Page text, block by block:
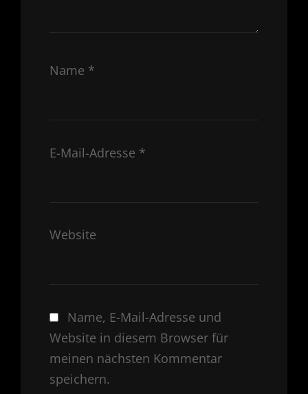
Name *
E-Mail-Adresse *
Website
Name, E-Mail-Adresse und
Website in diesem Browser für
meinen nächsten Kommentar
speichern.